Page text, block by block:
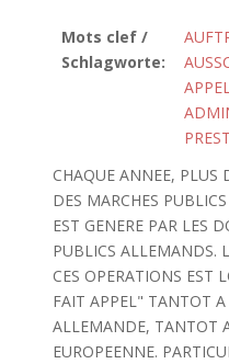
Mots clef /
Schlagworte:
CHAQUE ANNEE,
DES MARCHES
EST GENERE PAR LES
PUBLICS ALLEMANDS.
CES OPERATIONS EST
FAIT APPEL" TANTOT
ALLEMANDE, TANTOT
EUROPEENNE.